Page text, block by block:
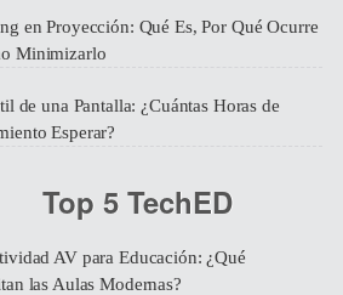
en Proyección: Qué Es, Por Qué Ocurre
Minimizarlo
de una Pantalla: ¿Cuántas Horas de
Esperar?
Top 5 TechED
AV para Educación: ¿Qué
las Aulas Modernas?